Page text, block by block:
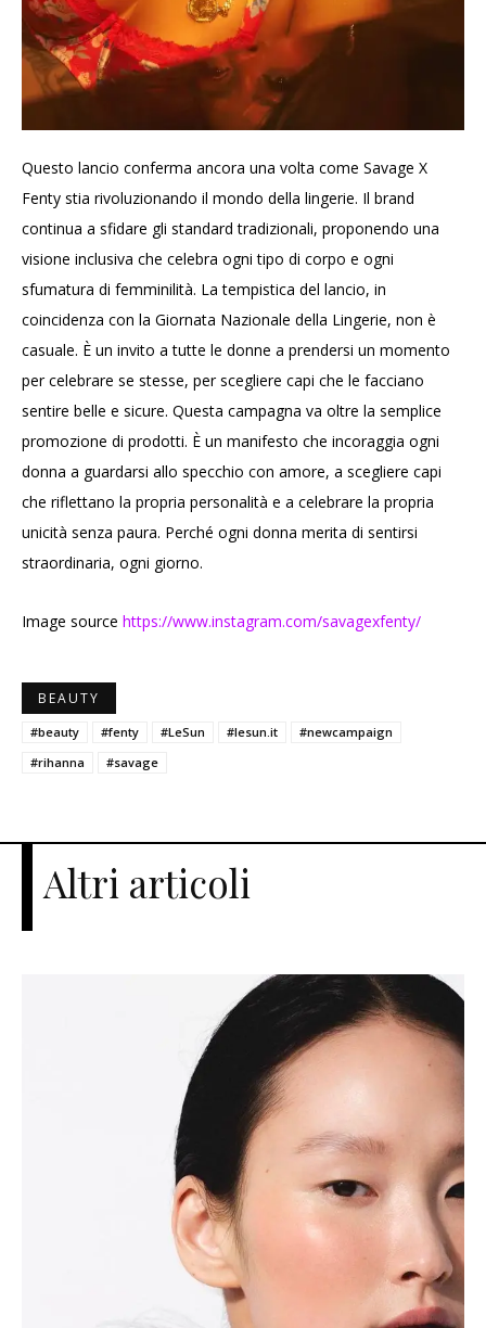
Questo lancio conferma ancora una volta come Savage X
Fenty stia rivoluzionando il mondo della lingerie. Il brand
continua a sfidare gli standard tradizionali, proponendo una
visione inclusiva che celebra ogni tipo di corpo e ogni
sfumatura di femminilità. La tempistica del lancio, in
coincidenza con la Giornata Nazionale della Lingerie, non è
casuale. È un invito a tutte le donne a prendersi un momento
per celebrare se stesse, per scegliere capi che le facciano
sentire belle e sicure. Questa campagna va oltre la semplice
promozione di prodotti. È un manifesto che incoraggia ogni
donna a guardarsi allo specchio con amore, a scegliere capi
che riflettano la propria personalità e a celebrare la propria
unicità senza paura. Perché ogni donna merita di sentirsi
straordinaria, ogni giorno.
Image source https://www.instagram.com/savagexfenty/
BEAUTY
#beauty #fenty #LeSun #lesun.it
#newcampaign
#rihanna
#savage
Altri articoli